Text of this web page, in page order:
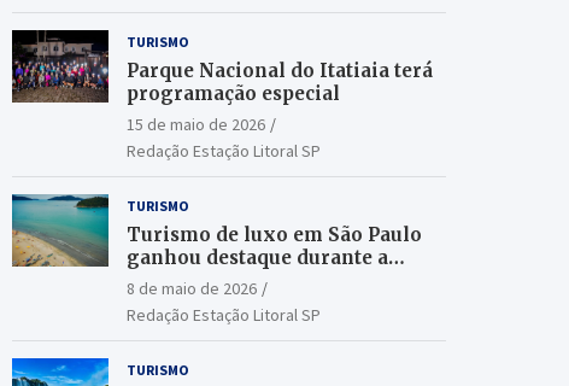
TURISMO
Parque Nacional do Itatiaia terá
programação especial
15 de maio de 2026
Redação Estação Litoral SP
TURISMO
Turismo de luxo em São Paulo
ganhou destaque durante a
ILTM Latin America 2026
8 de maio de 2026
Redação Estação Litoral SP
TURISMO